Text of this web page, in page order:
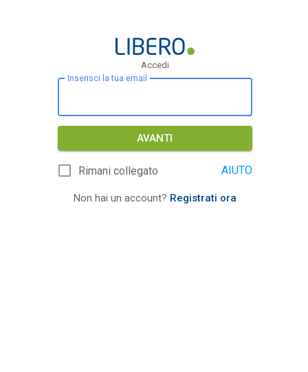
Accedi
Inserisci la tua email
AVANTI
Rimani collegato AIUTO
Non hai un account? Registrati ora